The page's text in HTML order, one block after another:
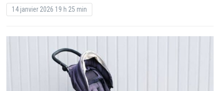
14 janvier 2026 19 h 25 min